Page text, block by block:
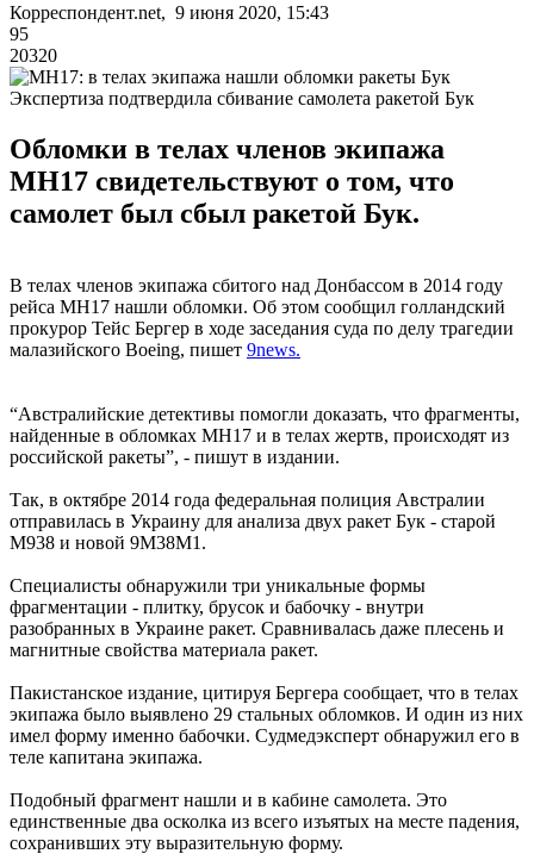
Корреспондент.net, 9 июня 2020, 15:43
95
20320
Экспертиза подтвердила сбивание самолета ракетой Бук
Обломки в телах членов экипажа
МН17 свидетельствуют о том, что
самолет был сбыл ракетой Бук.
В телах членов экипажа сбитого над Донбассом в 2014 году
рейса МН17 нашли обломки. Об этом сообщил голландский
прокурор Тейс Бергер в ходе заседания суда по делу трагедии
малазийского Boeing, пишет 9news.
“Австралийские детективы помогли доказать, что фрагменты,
найденные в обломках MH17 и в телах жертв, происходят из
российской ракеты”, - пишут в издании.
Так, в октябре 2014 года федеральная полиция Австралии
отправилась в Украину для анализа двух ракет Бук - старой
M938 и новой 9M38M1.
Специалисты обнаружили три уникальные формы
фрагментации - плитку, брусок и бабочку - внутри
разобранных в Украине ракет. Сравнивалась даже плесень и
магнитные свойства материала ракет.
Пакистанское издание, цитируя Бергера сообщает, что в телах
экипажа было выявлено 29 стальных обломков. И один из них
имел форму именно бабочки. Судмедэксперт обнаружил его в
теле капитана экипажа.
Подобный фрагмент нашли и в кабине самолета. Это
единственные два осколка из всего изъятых на месте падения,
сохранивших эту выразительную форму.